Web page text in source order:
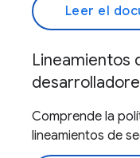
Leer el
Lineamientos
Comprende la
lineamientos de